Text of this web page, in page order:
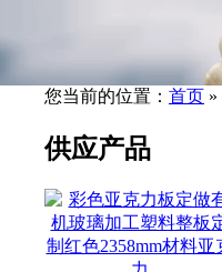
您当前的位置： 首页 »
供应产品